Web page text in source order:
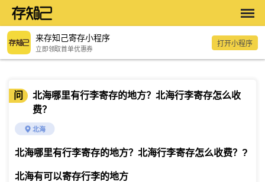
来存知己寄存小程序
立即领取首单优惠券
打开小程序
问
北海哪里有行李寄存的地方？北海行李寄存怎么收
费？
北海
北海哪里有行李寄存的地方？北海行李寄存怎么收费？ ?
北海有可以寄存行李的地方